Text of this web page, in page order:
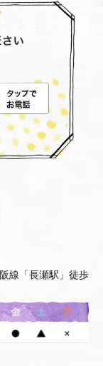
線「長瀬駅」徒歩